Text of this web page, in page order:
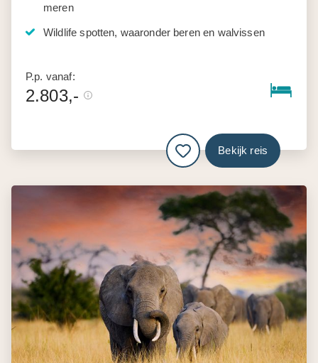
meren
Wildlife spotten, waaronder beren en walvissen
P.p. vanaf:
2.803,-
Bekijk reis